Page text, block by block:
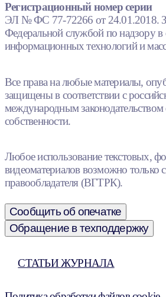
Регистрационный номер серии
ЭЛ № ФС 77-72266 от 24.01.2018.
Федеральной службой по надзору в
информационных технологий и
Все права на любые материалы,
защищены в соответствии с
международным законодательством
собственности.
Любое использование текстовых,
видеоматериалов возможно только с
правообладателя (ВГТРК).
Сообщить об опечатке
Обращение в техподдержку
СТАТЬИ ЖУРНАЛА